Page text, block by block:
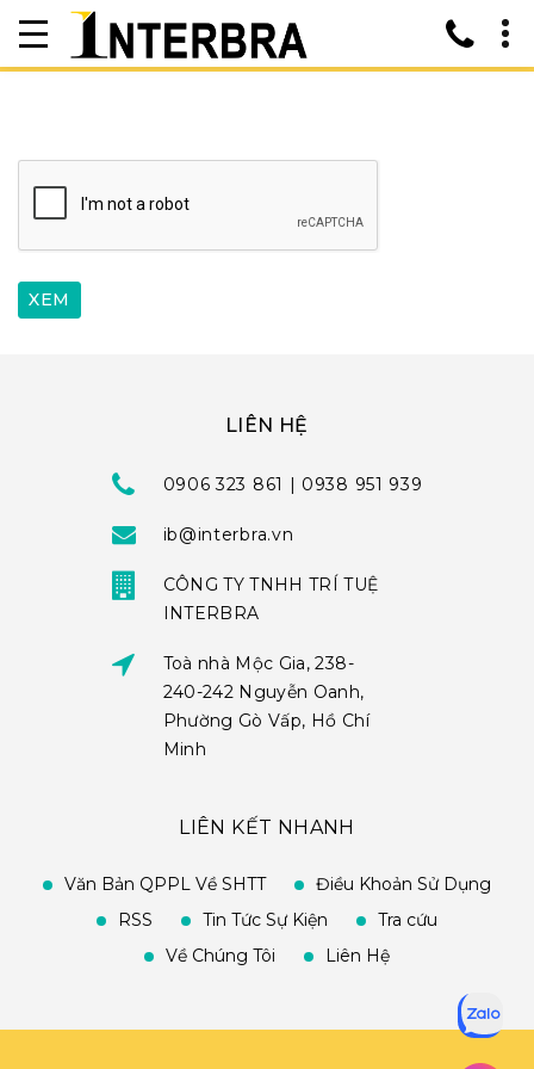
LIÊN HỆ
0906 323 861 | 0938 951 939
ib@interbra.vn
CÔNG TY TNHH TRÍ TUỆ
INTERBRA
Toà nhà Mộc Gia, 238-
240-242 Nguyễn Oanh,
Phường Gò Vấp, Hồ Chí
Minh
LIÊN KẾT NHANH
Văn Bản QPPL Về SHTT
Điều Khoản Sử Dụng
RSS
Tin Tức Sự Kiện
Tra cứu
Về Chúng Tôi
Liên Hệ